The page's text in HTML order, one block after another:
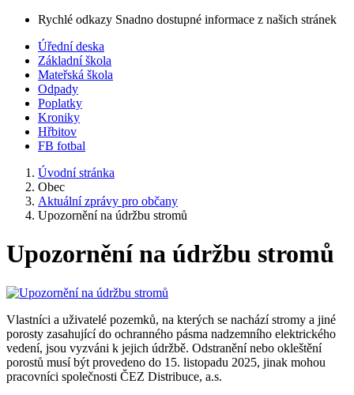
Rychlé odkazy Snadno dostupné informace z našich stránek
Úřední deska
Základní škola
Mateřská škola
Odpady
Poplatky
Kroniky
Hřbitov
FB fotbal
Úvodní stránka
Obec
Aktuální zprávy pro občany
Upozornění na údržbu stromů
Upozornění na údržbu stromů
Vlastníci a uživatelé pozemků, na kterých se nachází stromy a jiné
porosty zasahující do ochranného pásma nadzemního elektrického
vedení, jsou vyzváni k jejich údržbě. Odstranění nebo okleštění
porostů musí být provedeno do 15. listopadu 2025, jinak mohou
pracovníci společnosti ČEZ Distribuce, a.s.